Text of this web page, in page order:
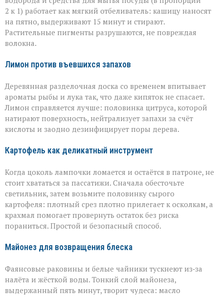
2 к 1) работает как мягкий отбеливатель: кашицу наносят
на пятно, выдерживают 15 минут и стирают.
Растительные пигменты разрушаются, не повреждая
волокна.
Лимон против въевшихся запахов
Деревянная разделочная доска со временем впитывает
ароматы рыбы и лука так, что даже кипяток не спасает.
Лимон справляется лучше: половинка цитруса, которой
натирают поверхность, нейтрализует запахи за счёт
кислоты и заодно дезинфицирует поры дерева.
Картофель как деликатный инструмент
Когда цоколь лампочки ломается и остаётся в патроне, не
стоит хвататься за пассатижи. Сначала обесточьте
светильник, затем возьмите половинку сырого
картофеля: плотный срез плотно прилегает к осколкам, а
крахмал помогает провернуть остаток без риска
пораниться. Простой и безопасный способ.
Майонез для возвращения блеска
Фаянсовые раковины и белые чайники тускнеют из‑за
налёта и жёсткой воды. Тонкий слой майонеза,
выдержанный пять минут, творит чудеса: масло